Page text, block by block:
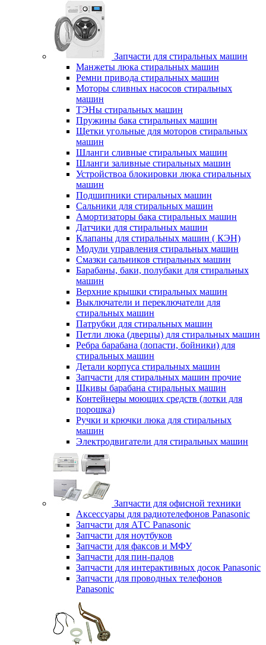
Запчасти для стиральных машин
Манжеты люка стиральных машин
Ремни привода стиральных машин
Моторы сливных насосов стиральных
машин
ТЭНы стиральных машин
Пружины бака стиральных машин
Щетки угольные для моторов стиральных
машин
Шланги сливные стиральных машин
Шланги заливные стиральных машин
Устройствоа блокировки люка стиральных
машин
Подшипники стиральных машин
Сальники для стиральных машин
Амортизаторы бака стиральных машин
Датчики для стиральных машин
Клапаны для стиральных машин ( КЭН)
Модули управления стиральных машин
Смазки сальников стиральных машин
Барабаны, баки, полубаки для стиральных
машин
Верхние крышки стиральных машин
Выключатели и переключатели для
стиральных машин
Патрубки для стиральных машин
Петли люка (дверцы) для стиральных машин
Ребра барабана (лопасти, бойники) для
стиральных машин
Детали корпуса стиральных машин
Запчасти для стиральных машин прочие
Шкивы барабана стиральных машин
Контейнеры моющих средств (лотки для
порошка)
Ручки и крючки люка для стиральных
машин
Электродвигатели для стиральных машин
Запчасти для офисной техники
Аксессуары для радиотелефонов Panasonic
Запчасти для АТС Panasonic
Запчасти для ноутбуков
Запчасти для факсов и МФУ
Запчасти для пин-падов
Запчасти для интерактивных досок Panasonic
Запчасти для проводных телефонов
Panasonic